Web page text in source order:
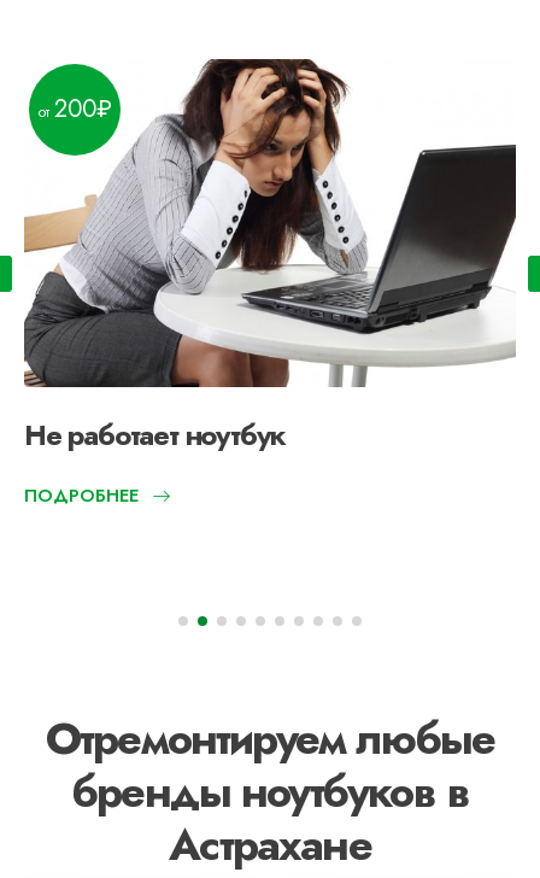
Не работает ноутбук
200
ПОДРОБНЕЕ
Отремонтируем любые
бренды ноутбуков в
Астрахане